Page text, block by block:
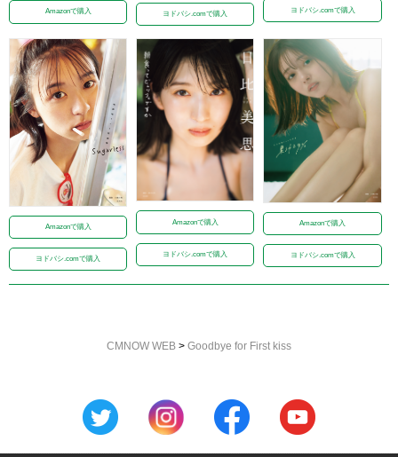
Amazonで購入 ヨドバシ.comで購入
ヨドバシ.comで購入
Amazonで購入
ヨドバシ.comで購入
Amazonで購入
ヨドバシ.comで購入
Amazonで購入
ヨドバシ.comで購入
CMNOW WEB > Goodbye for First kiss